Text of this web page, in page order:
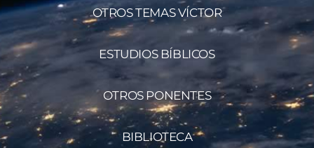
OTROS TEMAS VÍCTOR
ESTUDIOS BÍBLICOS
OTROS PONENTES
BIBLIOTECA